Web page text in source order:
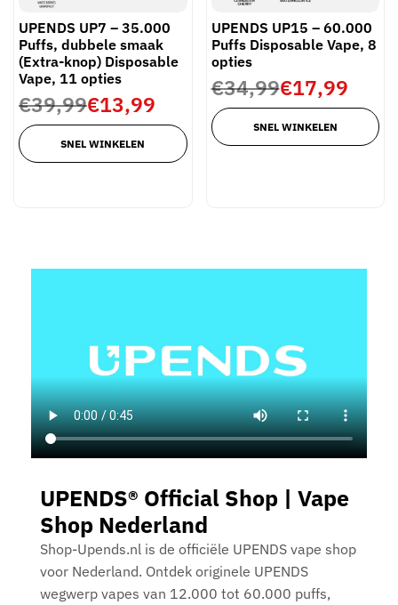
UPENDS UP7 – 35.000
Puffs, dubbele smaak
(Extra-knop) Disposable
Vape, 11 opties
€39,99€13,99
SNEL WINKELEN
UPENDS UP15 – 60.000
Puffs Disposable Vape, 8
opties
€34,99€17,99
SNEL WINKELEN
UPENDS® Official Shop | Vape
Shop Nederland
Shop-Upends.nl is de officiële UPENDS vape shop
voor Nederland. Ontdek originele UPENDS
wegwerp vapes van 12.000 tot 60.000 puffs,